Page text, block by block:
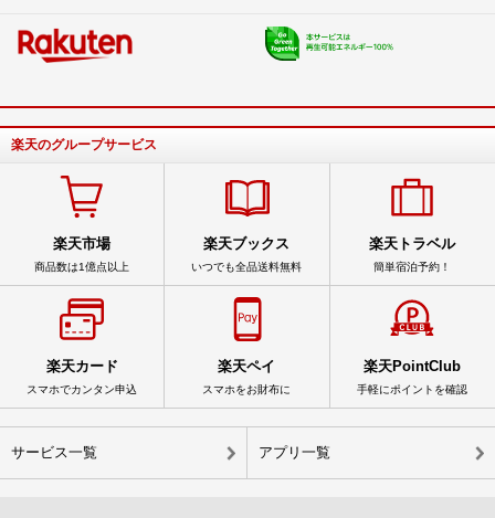
楽天のグループサービス
楽天市場
商品数は1億点以上
楽天ブックス
いつでも全品送料無料
楽天トラベル
簡単宿泊予約！
楽天カード
スマホでカンタン申込
楽天ペイ
スマホをお財布に
楽天PointClub
手軽にポイントを確認
サービス一覧 アプリ一覧